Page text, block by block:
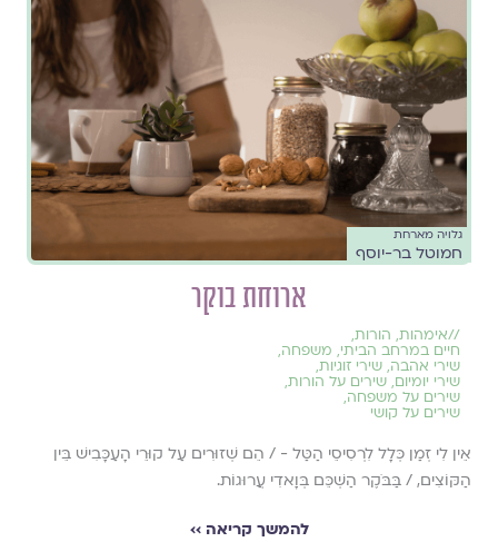
גלויה מארחת
חמוטל בר-יוסף
ארוחת בוקר
//אימהות, הורות,
חיים במרחב הביתי, משפחה,
שירי אהבה, שירי זוגיות,
שירי יומיום, שירים על הורות,
שירים על משפחה,
שירים על קושי
אֵין לִי זְמַן כְּלָל לִרְסִיסֵי הַטַּל - / הֵם שְׁזוּרִים עַל קוּרֵי הָעַכָּבִישׁ בֵּין
הַקּוֹצִים, / בַּבֹּקֶר הַשְׁכֵּם בְּוָאדִי עֲרוּגוֹת.
להמשך קריאה ››